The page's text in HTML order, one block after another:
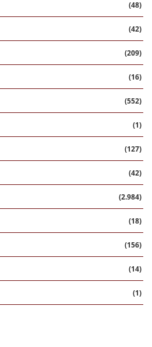
(48)
(42)
(209)
(16)
(552)
(1)
(127)
(42)
(2.984)
(18)
(156)
(14)
(1)